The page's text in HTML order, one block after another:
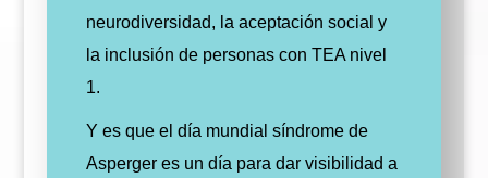
neurodiversidad, la aceptación social y
la inclusión de personas con TEA nivel
1.
Y es que el día mundial síndrome de
Asperger es un día para dar visibilidad a